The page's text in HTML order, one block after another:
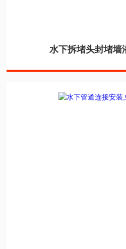
水下拆堵头封堵墙